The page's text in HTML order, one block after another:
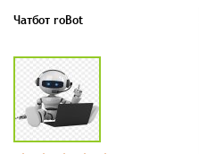
Чатбот roBot